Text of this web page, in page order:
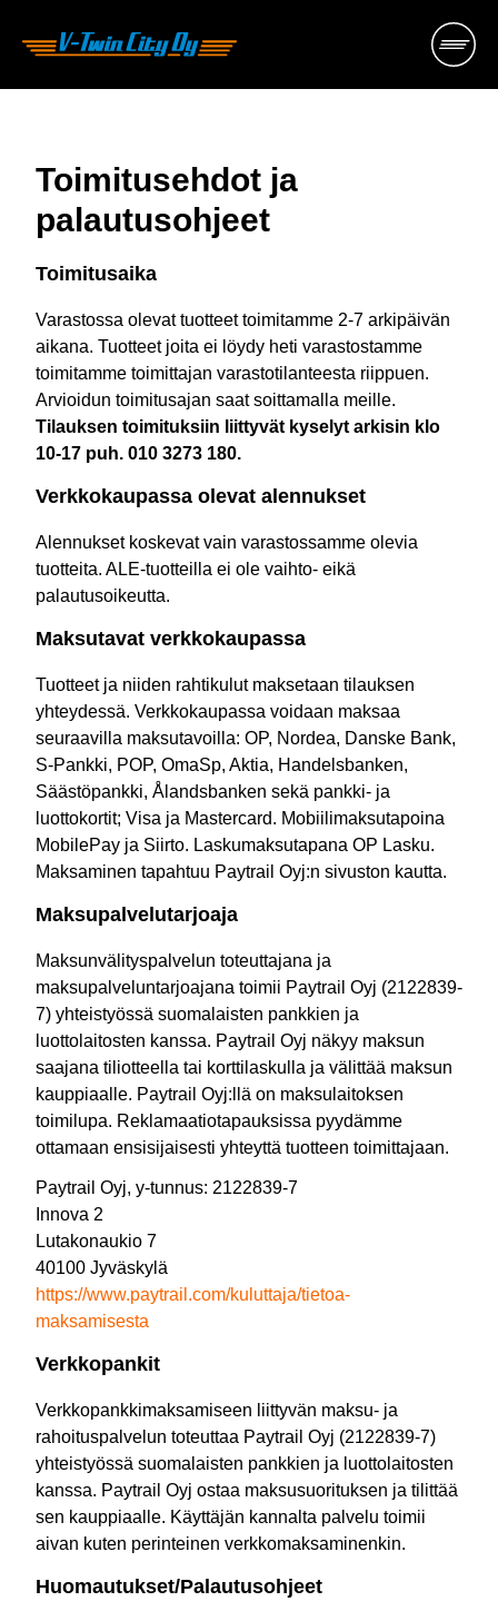
sisältöön
Toimitusehdot ja
palautusohjeet
Toimitusaika
Varastossa olevat tuotteet toimitamme 2-7 arkipäivän
aikana. Tuotteet joita ei löydy heti varastostamme
toimitamme toimittajan varastotilanteesta riippuen.
Arvioidun toimitusajan saat soittamalla meille.
Tilauksen toimituksiin liittyvät kyselyt arkisin klo
10-17 puh. 010 3273 180.
Verkkokaupassa olevat alennukset
Alennukset koskevat vain varastossamme olevia
tuotteita. ALE-tuotteilla ei ole vaihto- eikä
palautusoikeutta.
Maksutavat verkkokaupassa
Tuotteet ja niiden rahtikulut maksetaan tilauksen
yhteydessä. Verkkokaupassa voidaan maksaa
seuraavilla maksutavoilla: OP, Nordea, Danske Bank,
S-Pankki, POP, OmaSp, Aktia, Handelsbanken,
Säästöpankki, Ålandsbanken sekä pankki- ja
luottokortit; Visa ja Mastercard. Mobiilimaksutapoina
MobilePay ja Siirto. Laskumaksutapana OP Lasku.
Maksaminen tapahtuu Paytrail Oyj:n sivuston kautta.
Maksupalvelutarjoaja
Maksunvälityspalvelun toteuttajana ja
maksupalveluntarjoajana toimii Paytrail Oyj (2122839-
7) yhteistyössä suomalaisten pankkien ja
luottolaitosten kanssa. Paytrail Oyj näkyy maksun
saajana tiliotteella tai korttilaskulla ja välittää maksun
kauppiaalle. Paytrail Oyj:llä on maksulaitoksen
toimilupa. Reklamaatiotapauksissa pyydämme
ottamaan ensisijaisesti yhteyttä tuotteen toimittajaan.
Paytrail Oyj, y-tunnus: 2122839-7
Innova 2
Lutakonaukio 7
40100 Jyväskylä
https://www.paytrail.com/kuluttaja/tietoa-
maksamisesta
Verkkopankit
Verkkopankkimaksamiseen liittyvän maksu- ja
rahoituspalvelun toteuttaa Paytrail Oyj (2122839-7)
yhteistyössä suomalaisten pankkien ja luottolaitosten
kanssa. Paytrail Oyj ostaa maksusuorituksen ja tilittää
sen kauppiaalle. Käyttäjän kannalta palvelu toimii
aivan kuten perinteinen verkkomaksaminenkin.
Huomautukset/Palautusohjeet